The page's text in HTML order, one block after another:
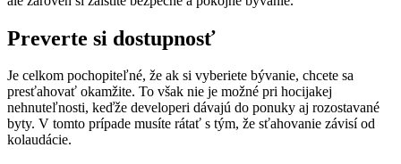
Preverte si dostupnosť
Je celkom pochopiteľné, že ak si vyberiete bývanie, chcete sa
presťahovať okamžite. To však nie je možné pri hocijakej
nehnuteľnosti, keďže developeri dávajú do ponuky aj rozostavané
byty. V tomto prípade musíte rátať s tým, že sťahovanie závisí od
kolaudácie.